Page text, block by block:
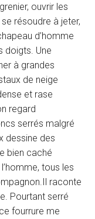
ouvrir les
résoudre à jeter,
d’homme
doigts. Une
à grandes
de neige
et rase
regard
serrés malgré
dessine des
bien caché
tous les
raconte
Pourtant serré
fourrure me